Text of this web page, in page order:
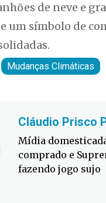
de neve e
um símbolo de
Mudanças Climáticas
Cláudio Prisco
Mídia
comprado e
fazendo jogo sujo